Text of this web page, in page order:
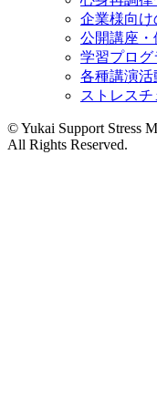
企業様向け
公開講座・
学習プログ
各種講演活
ストレスチ
©︎ Yukai Support Stress
All Rights Reserved.